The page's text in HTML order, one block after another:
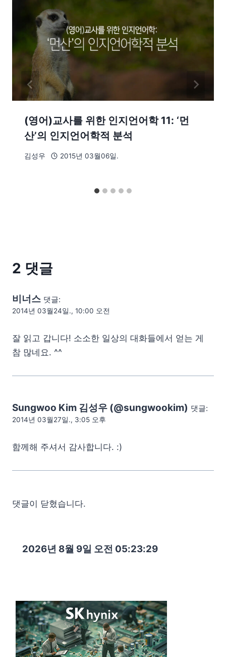
(영어)교사를 위한 인지언어학 11: ‘먼
산’의 인지언어학적 분석
김성우 2015년 03월06일.
2 댓글
비너스 댓글:
2014년 03월24일., 10:00 오전
잘 읽고 갑니다! 소소한 일상의 대화들에서 얻는 게
참 많네요. ^^
Sungwoo Kim 김성우 (@sungwookim) 댓글:
2014년 03월27일., 3:05 오후
함께해 주셔서 감사합니다. :)
댓글이 닫혔습니다.
2026년 8월 9일 오전 05:23:30